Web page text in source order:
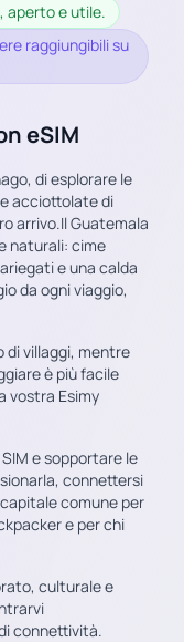
aperto e utile.
raggiungibili su
eSIM
di esplorare le
acciottolate di
arrivo.Il Guatemala
naturali: cime
e una calda
da ogni viaggio,
di villaggi, mentre
è più facile
vostra Esimy
e sopportare le
connettersi
comune per
e per chi
culturale e
connettività.